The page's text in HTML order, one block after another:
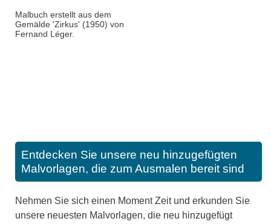
Malbuch erstellt aus dem
Gemälde 'Zirkus' (1950) von
Fernand Léger.
Entdecken Sie unsere neu hinzugefügten
Malvorlagen, die zum Ausmalen bereit sind
Nehmen Sie sich einen Moment Zeit und erkunden Sie
unsere neuesten Malvorlagen, die neu hinzugefügt